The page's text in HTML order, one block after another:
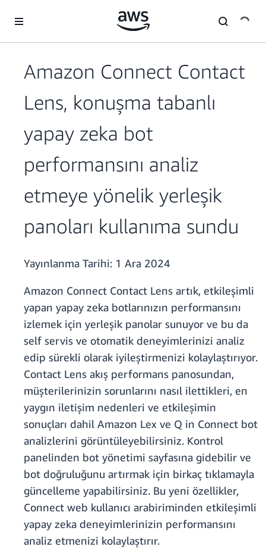
Amazon Connect Contact
Lens, konuşma tabanlı
yapay zeka bot
performansını analiz
etmeye yönelik yerleşik
panoları kullanıma sundu
Yayınlanma Tarihi: 1 Ara 2024
Amazon Connect Contact Lens artık, etkileşimli
yapan yapay zeka botlarınızın performansını
izlemek için yerleşik panolar sunuyor ve bu da
self servis ve otomatik deneyimlerinizi analiz
edip sürekli olarak iyileştirmenizi kolaylaştırıyor.
Contact Lens akış performans panosundan,
müşterilerinizin sorunlarını nasıl ilettikleri, en
yaygın iletişim nedenleri ve etkileşimin
sonuçları dahil Amazon Lex ve Q in Connect bot
analizlerini görüntüleyebilirsiniz. Kontrol
panelinden bot yönetimi sayfasına gidebilir ve
bot doğruluğunu artırmak için birkaç tıklamayla
güncelleme yapabilirsiniz. Bu yeni özellikler,
Connect web kullanıcı arabiriminden etkileşimli
yapay zeka deneyimlerinizin performansını
analiz etmenizi kolaylaştırır.